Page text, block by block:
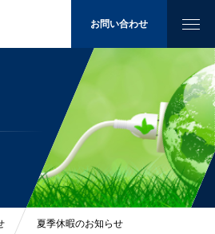
お問い合わせ
夏季休暇のお知らせ